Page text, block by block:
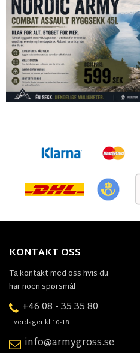
KONTAKT OSS
Ta kontakt med oss hvis du
har noen spørsmål
+46 08 - 35 35 80
Hverdager kl.10-18
info@armygross.se